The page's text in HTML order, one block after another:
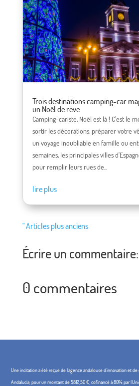
Trois destinations camping-car
un Noël de rêve
Camping-cariste, Noël est là ! C'est le
sortir les décorations, préparer votre
un voyage inoubliable en famille ou
semaines, les principales villes
pour remplir leurs rues de...
lire plus
" Articles plus anciens
Écrire un commentaire:
0 commentaires
Une incitation a été reçue de l'agence andalouse d'innovation et
Andalucía, pour un montant de 5812,50 €, cofinancé à 80% par